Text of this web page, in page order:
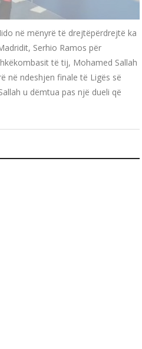
në mënyrë të drejtëpërdrejtë ka
Serhio Ramos për
të tij, Mohamed Sallah
në ndeshjen finale të Ligës së
u dëmtua pas një dueli që